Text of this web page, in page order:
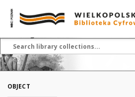
OBJECT